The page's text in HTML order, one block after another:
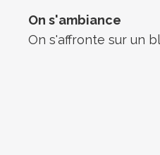
On s'ambiance
On s'affronte sur un